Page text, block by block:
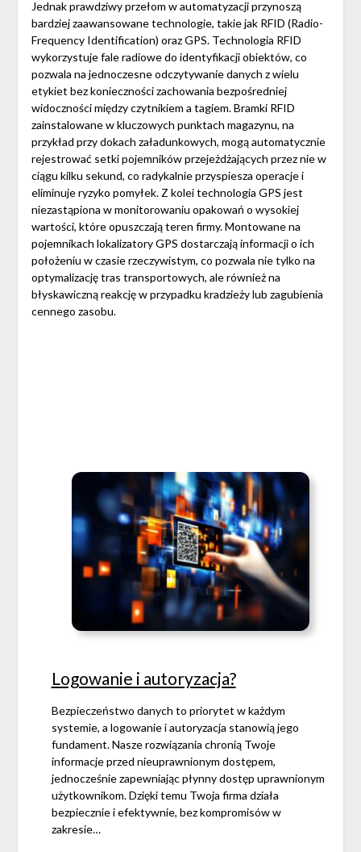
Jednak prawdziwy przełom w automatyzacji przynoszą
bardziej zaawansowane technologie, takie jak RFID (Radio-
Frequency Identification) oraz GPS. Technologia RFID
wykorzystuje fale radiowe do identyfikacji obiektów, co
pozwala na jednoczesne odczytywanie danych z wielu
etykiet bez konieczności zachowania bezpośredniej
widoczności między czytnikiem a tagiem. Bramki RFID
zainstalowane w kluczowych punktach magazynu, na
przykład przy dokach załadunkowych, mogą automatycznie
rejestrować setki pojemników przejeżdżających przez nie w
ciągu kilku sekund, co radykalnie przyspiesza operacje i
eliminuje ryzyko pomyłek. Z kolei technologia GPS jest
niezastąpiona w monitorowaniu opakowań o wysokiej
wartości, które opuszczają teren firmy. Montowane na
pojemnikach lokalizatory GPS dostarczają informacji o ich
położeniu w czasie rzeczywistym, co pozwala nie tylko na
optymalizację tras transportowych, ale również na
błyskawiczną reakcję w przypadku kradzieży lub zagubienia
cennego zasobu.
Logowanie i autoryzacja?
Bezpieczeństwo danych to priorytet w każdym
systemie, a logowanie i autoryzacja stanowią jego
fundament. Nasze rozwiązania chronią Twoje
informacje przed nieuprawnionym dostępem,
jednocześnie zapewniając płynny dostęp uprawnionym
użytkownikom. Dzięki temu Twoja firma działa
bezpiecznie i efektywnie, bez kompromisów w
zakresie…